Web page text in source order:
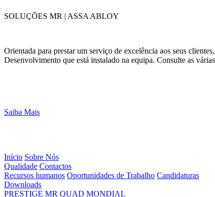
SOLUÇÕES MR | ASSA ABLOY
Orientada para prestar um serviço de excelência aos seus
Desenvolvimento que está instalado na equipa. Consulte as
Saiba Mais
Início Sobre Nós
Qualidade Contactos
Recursos humanos Oportunidades de Trabalho Candidaturas
Downloads
PRESTIGE MR QUAD MONDIAL